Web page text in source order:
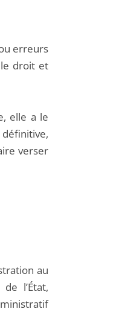
erreurs
le droit et
elle a le
verser
au
l’État,